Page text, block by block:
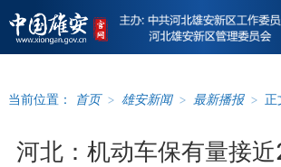
当前位置： 首页 > 雄安新闻 > 最新播报 > 正
河北：机动车保有量接